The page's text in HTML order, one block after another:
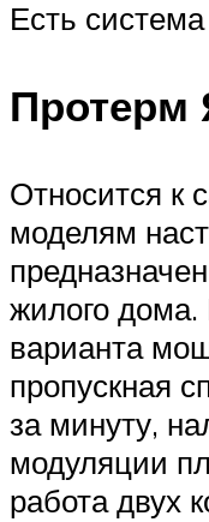
Есть
Протерм
Относится к
моделям
жилого
варианта
пропускная
за минуту,
модуляции
работа двух